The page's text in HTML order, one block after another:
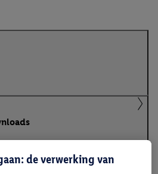
de verwerking van